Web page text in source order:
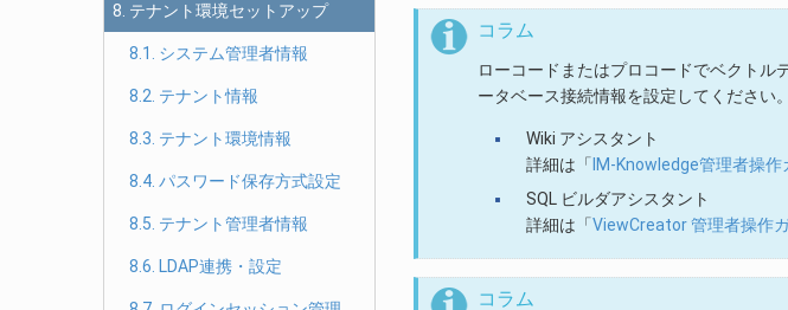
8. テナント環境セットアップ
8.1. システム管理者情報
8.2. テナント情報
8.3. テナント環境情報
8.4. パスワード保存方式設定
8.5. テナント管理者情報
8.6. LDAP連携・設定
コラム
ローコードまたはプロコードでベクトル
ータベース接続情報を設定してください。
Wiki アシスタント
詳細は「 IM-Knowledge管理者操作
SQL ビルダアシスタント
詳細は「ViewCreator 管理者操作
コラム